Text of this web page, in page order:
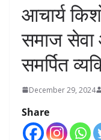
आचार्य
समाज सेवा
समर्पित
December 29, 2024
Share